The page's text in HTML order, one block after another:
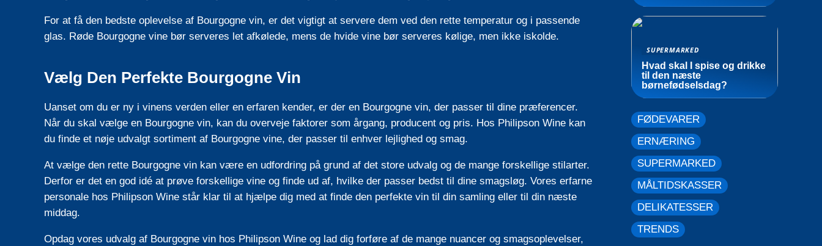
For at få den bedste oplevelse af Bourgogne vin, er det vigtigt at servere dem ved den rette temperatur og i passende
glas. Røde Bourgogne vine bør serveres let afkølede, mens de hvide vine bør serveres kølige, men ikke iskolde.
Vælg Den Perfekte Bourgogne Vin
Uanset om du er ny i vinens verden eller en erfaren kender, er der en Bourgogne vin, der passer til dine præferencer.
Når du skal vælge en Bourgogne vin, kan du overveje faktorer som årgang, producent og pris. Hos Philipson Wine kan
du finde et nøje udvalgt sortiment af Bourgogne vine, der passer til enhver lejlighed og smag.
At vælge den rette Bourgogne vin kan være en udfordring på grund af det store udvalg og de mange forskellige stilarter.
Derfor er det en god idé at prøve forskellige vine og finde ud af, hvilke der passer bedst til dine smagsløg. Vores erfarne
personale hos Philipson Wine står klar til at hjælpe dig med at finde den perfekte vin til din samling eller til din næste
middag.
Opdag vores udvalg af Bourgogne vin hos Philipson Wine og lad dig forføre af de mange nuancer og smagsoplevelser,
SUPERMARKED
Hvad skal I spise og drikke
til den næste
børnefødselsdag?
FØDEVARER
ERNÆRING
SUPERMARKED
MÅLTIDSKASSER
DELIKATESSER
TRENDS